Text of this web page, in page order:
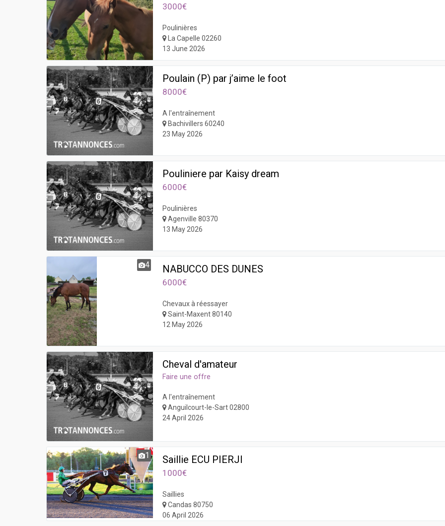
3000€
Poulinières
La Capelle 02260
13 June 2026
Poulain (P) par j’aime le foot
8000€
A l'entraînement
Bachivillers 60240
23 May 2026
Pouliniere par Kaisy dream
6000€
Poulinières
Agenville 80370
13 May 2026
4 NABUCCO DES DUNES
6000€
Chevaux à réessayer
Saint-Maxent 80140
12 May 2026
Cheval d'amateur
Faire une offre
A l'entraînement
Anguilcourt-le-Sart 02800
24 April 2026
1 Saillie ECU PIERJI
1000€
Saillies
Candas 80750
06 April 2026